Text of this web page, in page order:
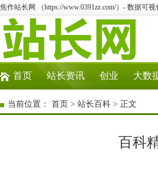
焦作站长网 （https://www.0391zz.com/）- 数据可
首页 站长资讯 创业 大数
当前位置： 首页 > 站长百科 > 正文
百科